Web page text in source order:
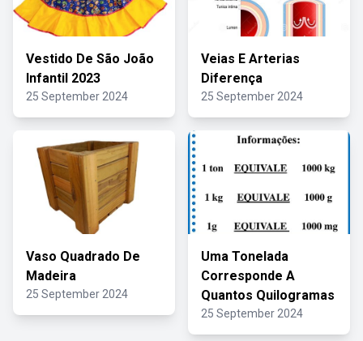
Vestido De São João
Infantil 2023
25 September 2024
Veias E Arterias
Diferença
25 September 2024
Vaso Quadrado De
Madeira
25 September 2024
Uma Tonelada
Corresponde A
Quantos Quilogramas
25 September 2024